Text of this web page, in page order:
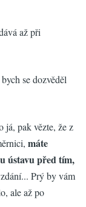
až při
se dozvěděl
já, pak vězte, že z
máte
ústavu před tím,
Prý by vám
ale až po